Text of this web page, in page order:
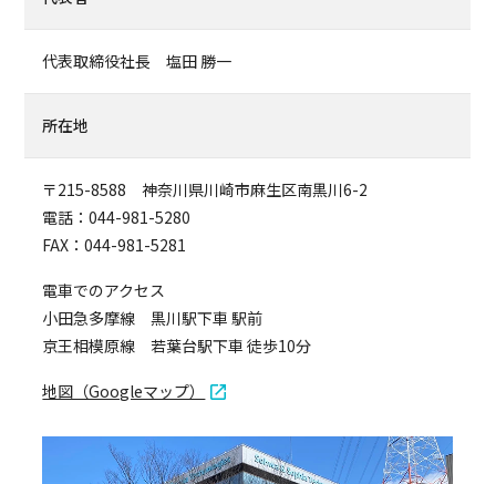
代表取締役社長 塩田 勝一
所在地
〒215-8588 神奈川県川崎市麻生区南黒川6-2
電話：044-981-5280
FAX：044-981-5281
電車でのアクセス
小田急多摩線 黒川駅下車 駅前
京王相模原線 若葉台駅下車 徒歩10分
地図（Googleマップ）